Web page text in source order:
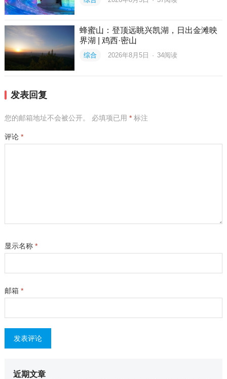
蜂蜜山：登顶远眺兴凯湖，日出金滩映
界湖 | 鸡西·密山
综合 2026年8月5日 · 34阅读
发表回复
您的邮箱地址不会被公开。 必填项已用 *标注
评论 *
显示名称 *
邮箱 *
近期文章